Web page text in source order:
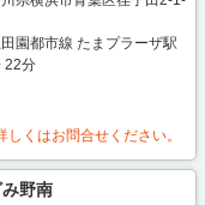
園都市線 たまプラーザ駅
22分
くはお問合せください。
野南